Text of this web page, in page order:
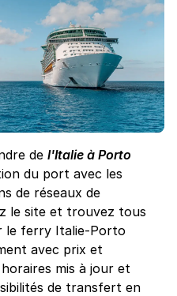
de l'Italie à Porto
du port avec les
de réseaux de
le site et trouvez tous
le ferry Italie-Porto
avec prix et
mis à jour et
de transfert en